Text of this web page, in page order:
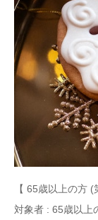
【 65歳以上の方 (
対象者 : 65歳以上